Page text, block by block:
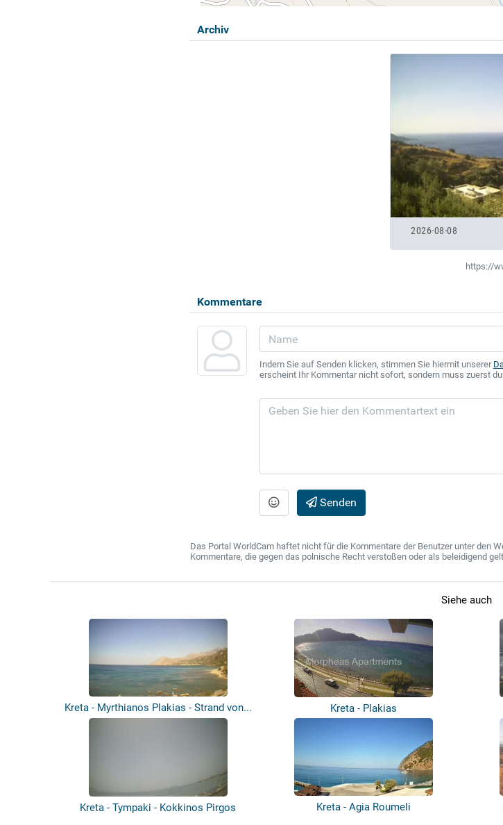
Archiv
2026-08-08
https://
Kommentare
Indem Sie auf Senden klicken, stimmen Sie hiermit unserer
erscheint Ihr Kommentar nicht sofort, sondern muss zuerst
Senden
Das Portal WorldCam haftet nicht für die Kommentare der Benutzer unter den
Kommentare, die gegen das polnische Recht verstoßen oder als beleidigend
Siehe auch
Kreta - Myrthianos Plakias - Strand von... Kreta - Plakias
Kreta - Tympaki - Kokkinos Pirgos Kreta - Agia Roumeli